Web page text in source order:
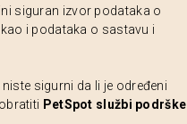
siguran izvor podataka o
i podataka o sastavu i
sigurni da li je određeni
PetSpot službi podrške